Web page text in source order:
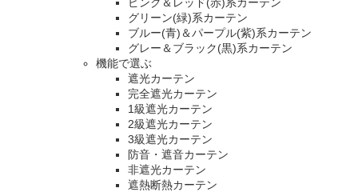
グリーン(緑)系カーテン
ブルー(青)＆パープル(紫)系カーテン
グレー＆ブラック(黒)系カーテン
機能で選ぶ
遮光カーテン
完全遮光カーテン
1級遮光カーテン
2級遮光カーテン
3級遮光カーテン
防音・遮音カーテン
非遮光カーテン
遮熱断熱カーテン